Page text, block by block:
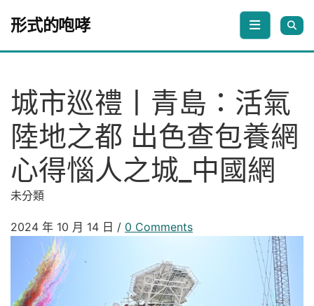
形式的咆哮
城市巡禮丨青島：活氣
陸地之都 出色查包養網
心得惱人之城_中國網
未分類
2024 年 10 月 14 日 / 0 Comments